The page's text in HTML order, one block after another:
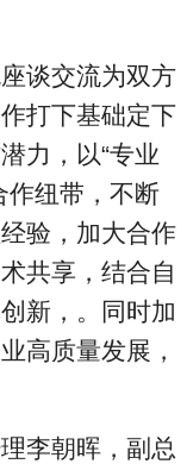
谈交流为双方
打下基础定下
力，以“专业
作纽带，不断
验，加大合作
共享，结合自
新，。同时加
高质量发展，
李朝晖，副总